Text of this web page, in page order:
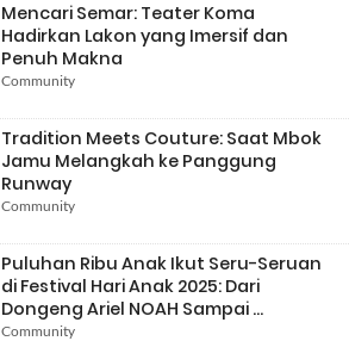
Mencari Semar: Teater Koma
Hadirkan Lakon yang Imersif dan
Penuh Makna
Community
Tradition Meets Couture: Saat Mbok
Jamu Melangkah ke Panggung
Runway
Community
Puluhan Ribu Anak Ikut Seru-Seruan
di Festival Hari Anak 2025: Dari
Dongeng Ariel NOAH Sampai ...
Community